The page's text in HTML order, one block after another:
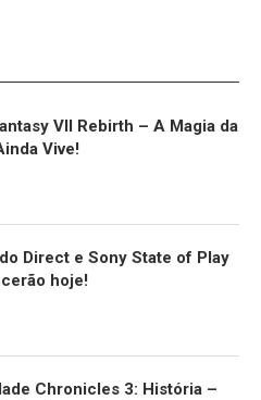
VII Rebirth – A Magia da
Vive!
Direct e Sony State of Play
hoje!
Chronicles 3: História –